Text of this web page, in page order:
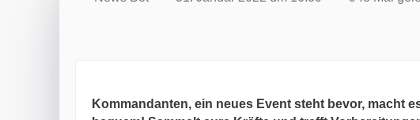
Kommandanten, ein neues Event steht bevor, macht